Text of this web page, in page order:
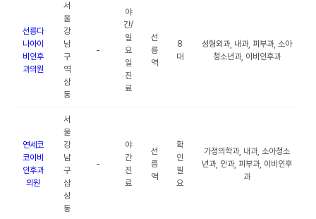
선릉다
나아이
비인후
과의원
서
울
강
남
구
역
삼
동
-
야
간/
일
요
일
진
료
선
릉
역
8
대
성형외과, 내과, 피부과, 소아
청소년과, 이비인후과
연세코
코이비
인후과
의원
서
울
강
남
구
삼
성
동
-
야
간
진
료
선
릉
역
확
인
필
요
가정의학과, 내과, 소아청소
년과, 안과, 피부과, 이비인후
과